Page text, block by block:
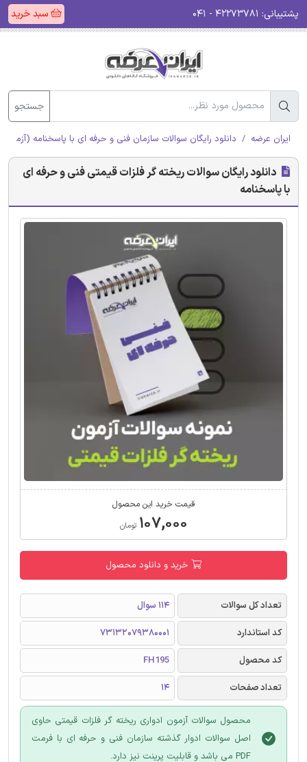
پشتیبانی: سبد خرید
جستجو
ایران عرضه دانلود رایگان سوالات سازمان فنی و حرفه ای با پاسخنامه (آزمون
دانلود رایگان سوالات ریخته گر فلزات قیمتی فنی و حرفه ای
با پاسخنامه
قیمت خرید این محصول
۱۰۷,۰۰۰ تومان
خرید و دانلود محصول
تعداد کل سوالات
114 سوال
کد استاندارد
73132079380001
کد محصول
FH195
تعداد صفحات
14
محصول سوالات آزمون ادواری ریخته گر فلزات قیمتی حاوی
اصل سوالات ادوار گذشته سازمان فنی و حرفه ای با فرمت
PDF می باشد و قابلیت پرینت نیز دارد.